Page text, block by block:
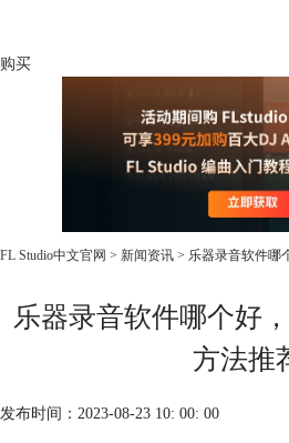
购买
FL Studio中文官网 > 新闻资讯 > 乐器录音软件哪
乐器录音软件哪个好
方法推
发布时间：2023-08-23 10: 00: 00